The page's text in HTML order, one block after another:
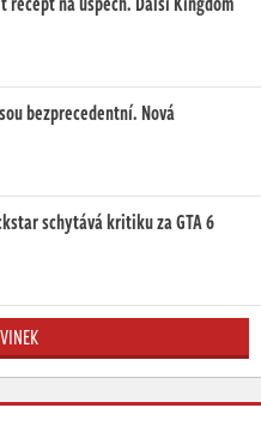
bezprecedentní. Nová
schytává kritiku za GTA 6